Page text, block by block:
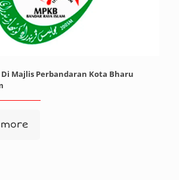
Di Majlis Perbandaran Kota Bharu